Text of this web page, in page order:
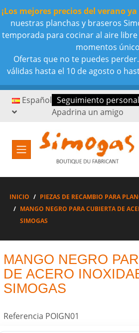
¡Los mejores precios del verano
nuestras planchas y braseros
temporada para cocinar al aire
momentos
Ofertas que no te puedes
válidas hasta el 10 de agosto o
Español Seguimiento
Apadrina un amigo
INICIO
PIEZAS DE RECAMBIO PARA
MANGO NEGRO PARA CUBIERTA DE
SIMOGAS
MANGO NEGRO
DE ACERO
SIMOGAS
Referencia POIGN01